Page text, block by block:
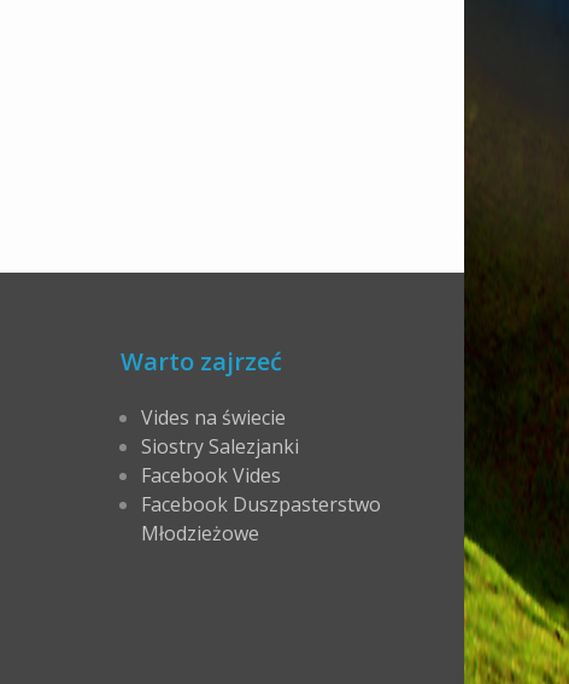
Warto zajrzeć
Vides na świecie
Siostry Salezjanki
Facebook Vides
Facebook Duszpasterstwo
Młodzieżowe